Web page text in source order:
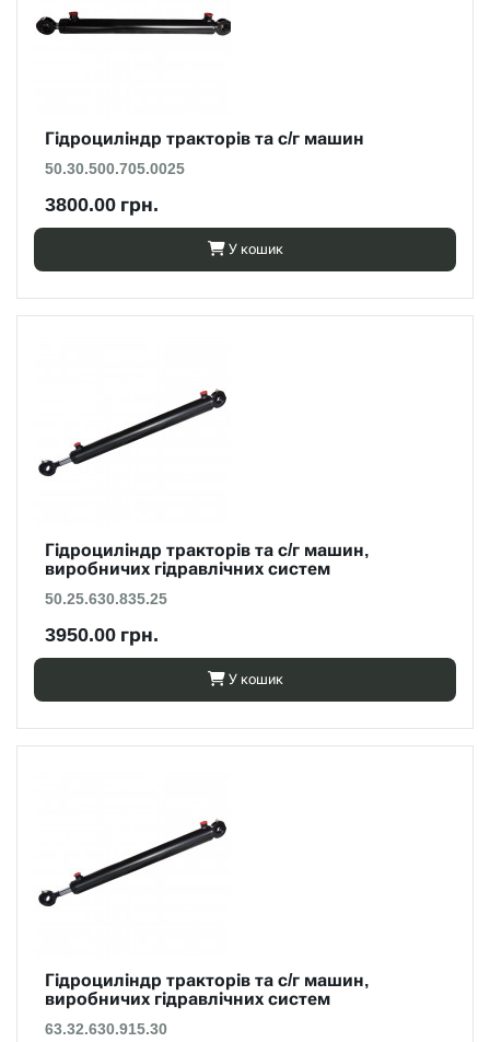
Гідроциліндр тракторів та с/г машин
50.30.500.705.0025
3800.00 грн.
У кошик
Гідроциліндр тракторів та с/г машин,
виробничих гідравлічних систем
50.25.630.835.25
3950.00 грн.
У кошик
Гідроциліндр тракторів та с/г машин,
виробничих гідравлічних систем
63.32.630.915.30